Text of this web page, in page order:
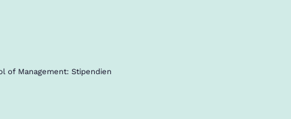
of Management: Stipendien